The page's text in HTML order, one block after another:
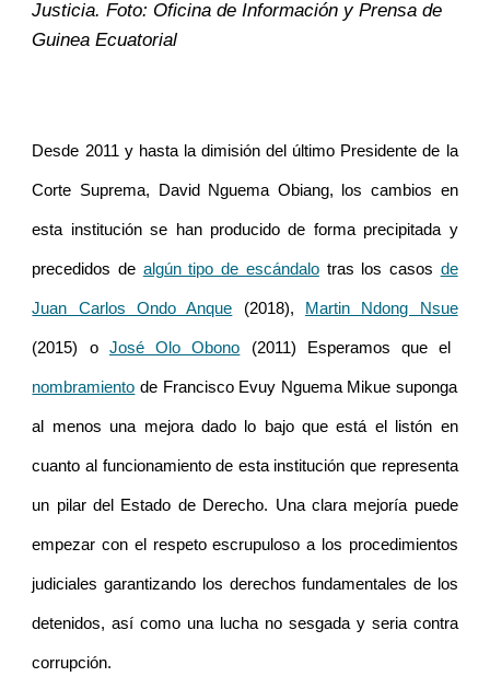
Justicia. Foto: Oficina de Información y Prensa de
Guinea Ecuatorial
Desde 2011 y hasta la dimisión del último Presidente de la
Corte Suprema, David Nguema Obiang, los cambios en
esta institución se han producido de forma precipitada y
precedidos de algún tipo de escándalotras los casos de
Juan Carlos Ondo Anque (2018), Martin Ndong Nsue
(2015) o José Olo Obono (2011) Esperamos que el
nombramiento de Francisco Evuy Nguema Mikue suponga
al menos una mejora dado lo bajo que está el listón en
cuanto al funcionamiento de esta institución que representa
un pilar del Estado de Derecho. Una clara mejoría puede
empezar con el respeto escrupuloso a los procedimientos
judiciales garantizando los derechos fundamentales de los
detenidos, así como una lucha no sesgada y seria contra
corrupción.